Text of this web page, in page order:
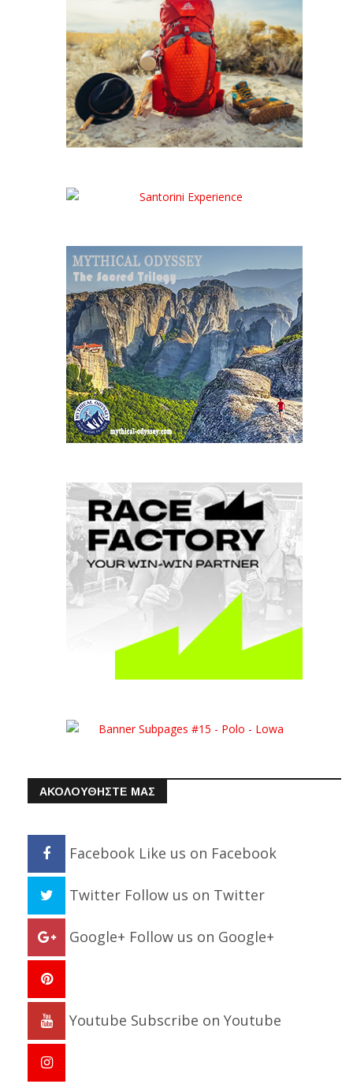
ΑΚΟΛΟΥΘΗΣΤΕ ΜΑΣ
Facebook Like us on Facebook
Twitter Follow us on Twitter
Google+ Follow us on Google+
Youtube Subscribe on Youtube